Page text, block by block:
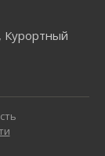
Курортный